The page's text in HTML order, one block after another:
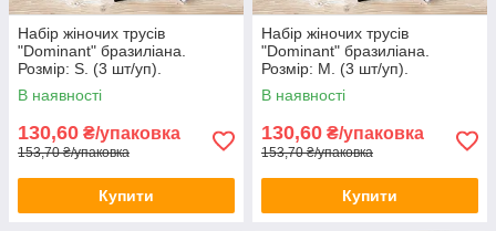
Набір жіночих трусів
"Dominant" бразиліана.
Розмір: S. (3 шт/уп).
Туреччина. (39150-1)
В наявності
130,60 ₴/упаковка
153,70 ₴/упаковка
Купити
Набір жіночих трусів
"Dominant" бразиліана.
Розмір: M. (3 шт/уп).
Туреччина. (39150-1)
В наявності
130,60 ₴/упаковка
153,70 ₴/упаковка
Купити